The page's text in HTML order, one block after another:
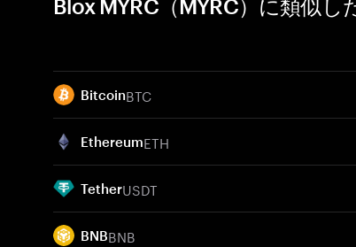
Blox MYRC（MYRC）に類似し
BitcoinBTC
EthereumETH
TetherUSDT
BNBBNB